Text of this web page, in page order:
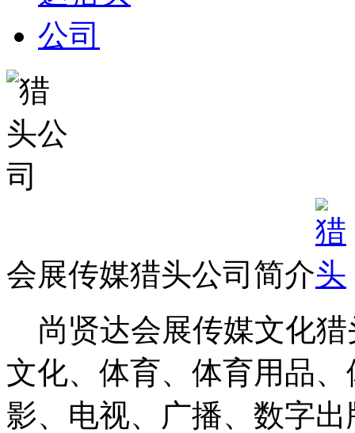
会展传媒猎头公司简介
尚贤达会展传媒文化猎
文化、体育、体育用品
影、电视、广播、数字